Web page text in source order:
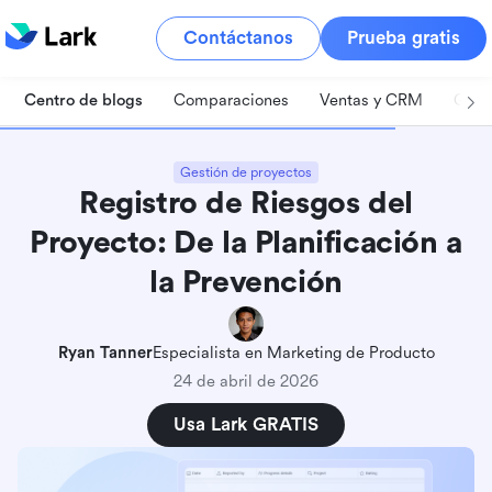
Contáctanos Prueba gratis
Centro de blogs Comparaciones Ventas y CRM
Gestión de proyectos
Registro de Riesgos del
Proyecto: De la Planificación a
la Prevención
Ryan TannerEspecialista en Marketing de Producto
24 de abril de 2026
Usa Lark GRATIS